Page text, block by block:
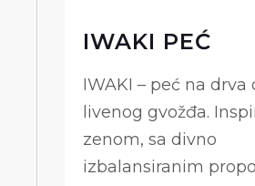
IWAKI PEĆ
IWAKI – peć na drva
livenog gvožđa.
zenom, sa divno
izbalansiranim